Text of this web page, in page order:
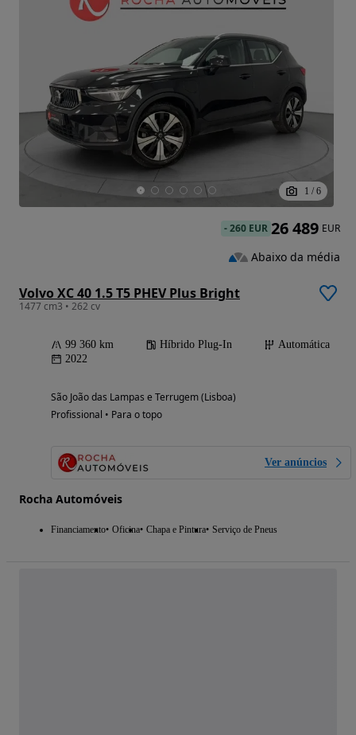
1 / 6
Volvo XC 40 1.5 T5 PHEV Plus Bright
1477 cm3 • 262 cv
99 360 km Híbrido Plug-In
Automática
2022
São João das Lampas e Terrugem (Lisboa)
Profissional • Para o topo
Ver anúncios
Rocha Automóveis
Financiamento Oficina Chapa e Pintura Serviço de Pneus
-260 EUR 26 489 EUR
Abaixo da média